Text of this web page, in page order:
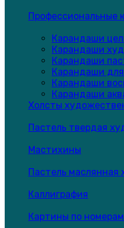
Профессиональные
Карандаши
Карандаши
Карандаши
Карандаши
Карандаши
Карандаши
Холсты
Пастель твердая
Мастихины
Пастель маслянная
Каллиграфия
Картины по номерам